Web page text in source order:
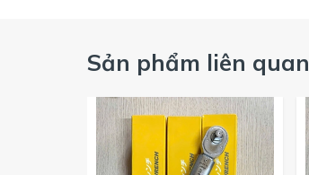
Sản phẩm liên quan